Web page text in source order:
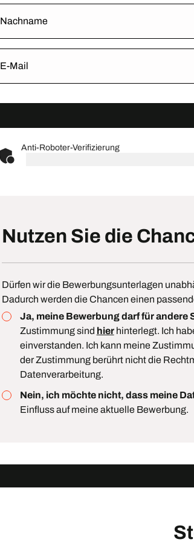
Nachname
E-Mail
Anti-Roboter-Verifizierung
Nutzen Sie die
Dürfen wir die Bewerbungsunterlagen
Dadurch werden die Chancen einen
Ja, meine Bewerbung darf für
Zustimmung sind hierhinterlegt. Ich
einverstanden. Ich kann meine
der Zustimmung berührt nicht die
Datenverarbeitung.
Nein, ich möchte nicht, dass meine
Einfluss auf meine aktuelle Bewerbung.